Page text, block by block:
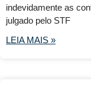
indevidamente as
julgado pelo STF
LEIA MAIS »